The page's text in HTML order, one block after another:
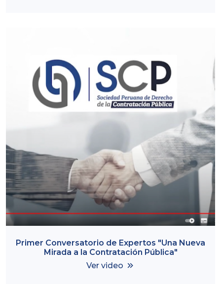
Primer Conversatorio de Expertos "Una Nueva
Mirada a la Contratación Pública"
Ver video